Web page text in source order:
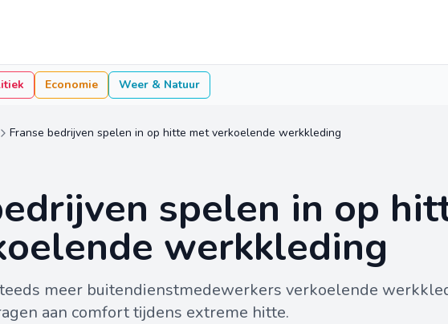
Economie Weer & Natuur
Franse bedrijven spelen in op hitte met verkoelende werkkleding
spelen in op
werkkleding
meer buitendienstmedewerkers verkoelende
aan comfort tijdens extreme hitte.